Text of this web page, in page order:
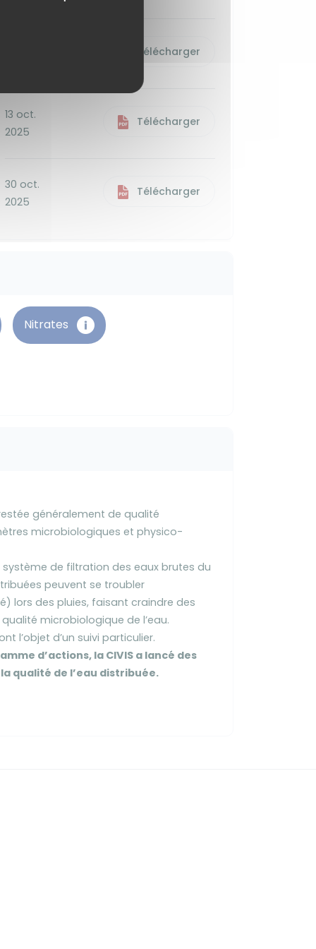
Télécharger
13 oct.
2025
Télécharger
30 oct.
2025
Télécharger
Nitrates
généralement de qualité
microbiologiques et physico-
système de filtration des eaux brutes du
peuvent se troubler
lors des pluies, faisant craindre des
microbiologique de l’eau.
l’objet d’un suivi particulier.
d’actions, la CIVIS a lancé des
qualité de l’eau distribuée.